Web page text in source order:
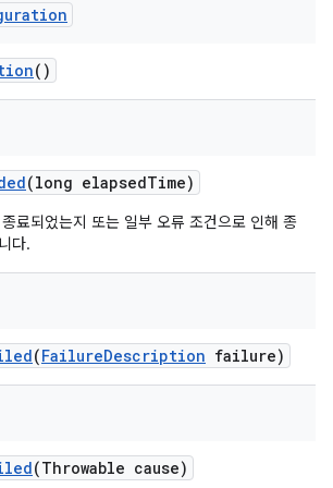
()
(long elapsedTime)
료되었는지 또는 일부 오류 조건으로 인해 종
다.
(FailureDescription failure)
(Throwable cause)